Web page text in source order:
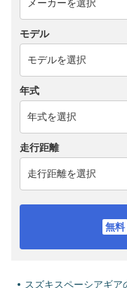
モデル
年式
走行距離
スズキスペーシアギア